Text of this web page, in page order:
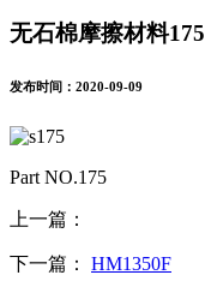
无石棉摩擦材料175
发布时间：2020-09-09
Part NO.175
上一篇：
下一篇： HM1350F